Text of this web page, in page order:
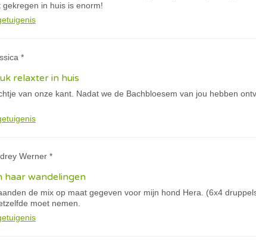
in huis is enorm!
*
relaxter in huis
van onze kant. Nadat we de Bachbloesem van jou hebben
Werner *
haar wandelingen
de mix op maat gegeven voor mijn hond Hera. (6x4
moet nemen.